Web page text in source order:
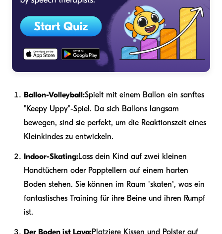
Ballon-Volleyball:Spielt mit einem Ballon ein sanftes
"Keepy Uppy"-Spiel. Da sich Ballons langsam
bewegen, sind sie perfekt, um die Reaktionszeit eines
Kleinkindes zu entwickeln.
Indoor-Skating:Lass dein Kind auf zwei kleinen
Handtüchern oder Papptellern auf einem harten
Boden stehen. Sie können im Raum "skaten", was ein
fantastisches Training für ihre Beine und ihren Rumpf
ist.
Der Boden ist Lava:Platziere Kissen und Polster auf